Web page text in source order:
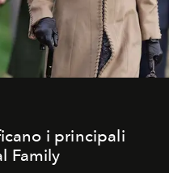
i principali
Family